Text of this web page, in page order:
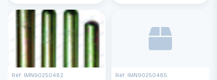
Réf: IMN90250482 Réf: IMN90250485